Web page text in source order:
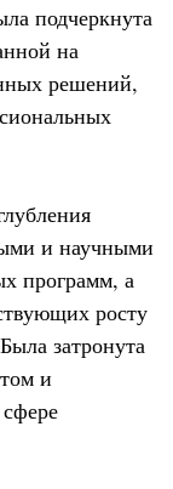
подчеркнута
на
решений,
и научными
программ, а
росту
затронута
и